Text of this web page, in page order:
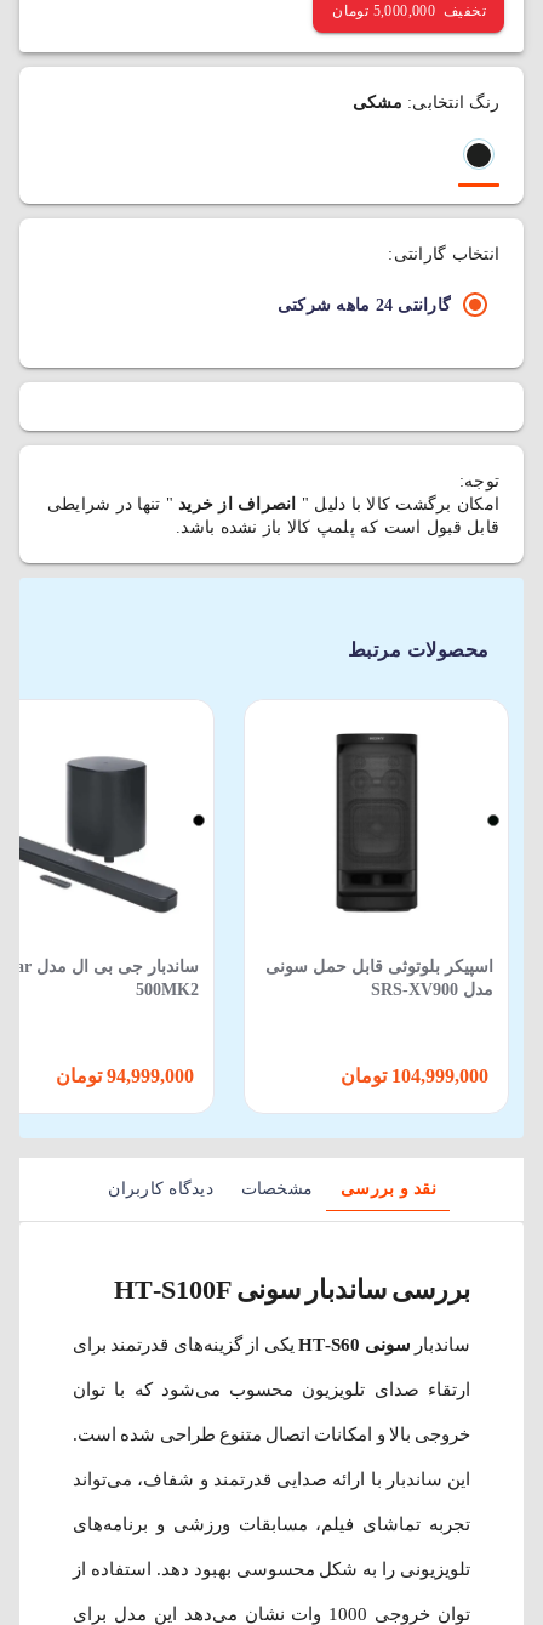
تخفیف 5,000,000 تومان
رنگ انتخابی: مشکی
انتخاب گارانتی:
گارانتی 24 ماهه شرکتی
توجه:
امکان برگشت کالا با دلیل "
انصراف از خرید " تنها در شرایطی
قابل قبول است که پلمپ کالا باز نشده باشد.
محصولات مرتبط
اسپیکر بلوتوثی قابل حمل سونی
مدل SRS-XV900
ساندبار جی بی ال مدل Bar
500MK2
نقد و بررسی مشخصات دیدگاه کاربران
بررسی ساندبار سونی HT-S100F
ساندبار سونی HT-S60 یکی از گزینه‌های قدرتمند برای
ارتقاء صدای تلویزیون محسوب می‌شود که با توان
خروجی بالا و امکانات اتصال متنوع طراحی شده است.
این ساندبار با ارائه صدایی قدرتمند و شفاف، می‌تواند
تجربه تماشای فیلم، مسابقات ورزشی و برنامه‌های
تلویزیونی را به شکل محسوسی بهبود دهد. استفاده از
توان خروجی 1000 وات نشان می‌دهد این مدل برای